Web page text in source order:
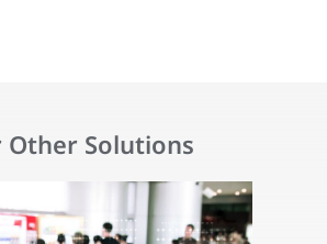
Other Solutions